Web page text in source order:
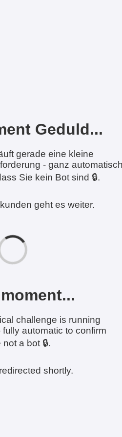
Geduld...
gerade eine kleine
- ganz
Sie kein Bot sind 🔒.
geht es weiter.
challenge is running
automatic to confirm
a bot 🔒.
shortly.